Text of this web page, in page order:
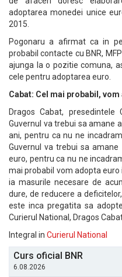
adoptarea monedei unice
2015.
Pogonaru a afirmat ca in
probabil contacte cu BNR,
ajunga la o pozitie comuna,
cele pentru adoptarea euro.
Cabat: Cel mai probabil,
Dragos Cabat,
Guvernul va trebui sa amane
ani, pentru ca nu ne
Guvernul va trebui sa
euro, pentru ca nu ne
mai probabil vom adopta euro
ia masurile necesare de
dure, de reducere a
este inca pregatita sa
Curierul National, Dragos
Integral in Curierul National
Curs oficial BNR
6.08.2026